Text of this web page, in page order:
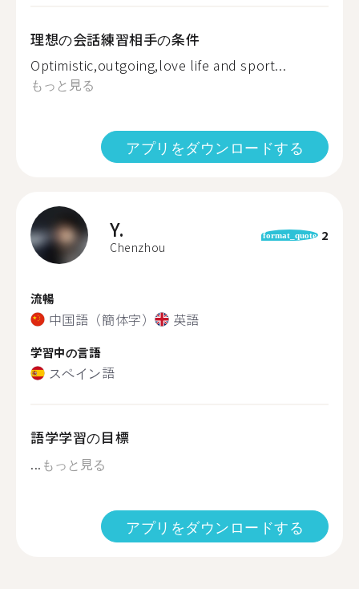
理想の会話練習相手の条件
Optimistic,outgoing,love life and sport...
もっと見る
アプリをダウンロードする
Y.
Chenzhou
format_quote 2
流暢
中国語（簡体字） 英語
学習中の言語
スペイン語
語学学習の目標
... もっと見る
アプリをダウンロードする